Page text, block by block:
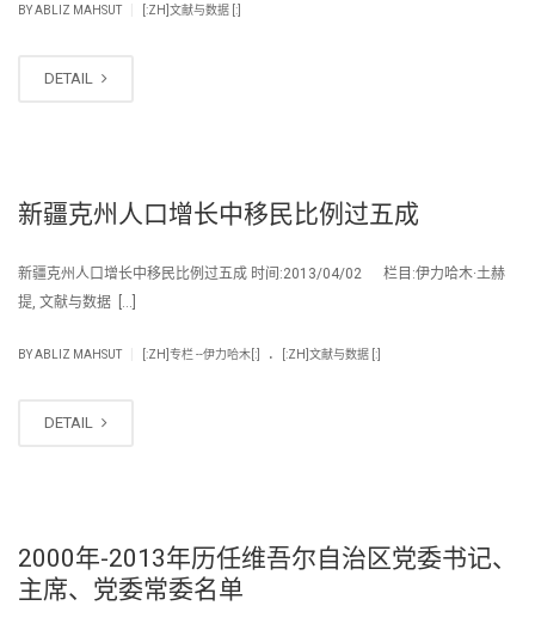
BYABLIZ MAHSUT [:ZH]文献与数据 [:]
DETAIL
新疆克州人口增长中移民比例过五成
新疆克州人口增长中移民比例过五成 时间:2013/04/02 栏目:伊力哈木·土赫
提, 文献与数据 […]
BYABLIZ MAHSUT [:ZH]专栏 --伊力哈木[:] . [:ZH]文献与数据 [:]
DETAIL
2000年-2013年历任维吾尔自治区党委书记、
主席、党委常委名单